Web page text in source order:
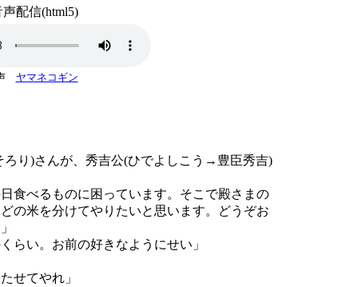
声配信(html5)
ヤマネコギン
り)さんが、秀吉公(ひでよしこう→豊臣秀吉)
食べるものに困っています。そこで殿さまの
の米を分けてやりたいと思います。どうぞお
らい。お前の好きなようにせい」
せてやれ」